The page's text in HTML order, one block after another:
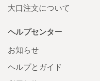
大口注文について
ヘルプセンター
お知らせ
ヘルプとガイド